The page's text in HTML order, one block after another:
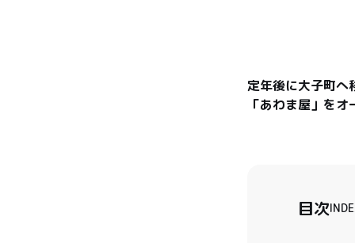
定年後に大子町へ
「あわま屋」を
目次